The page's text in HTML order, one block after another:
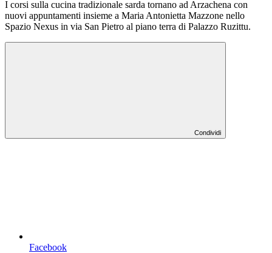
I corsi sulla cucina tradizionale sarda tornano ad Arzachena con
nuovi appuntamenti insieme a Maria Antonietta Mazzone nello
Spazio Nexus in via San Pietro al piano terra di Palazzo Ruzittu.
Condividi
Facebook